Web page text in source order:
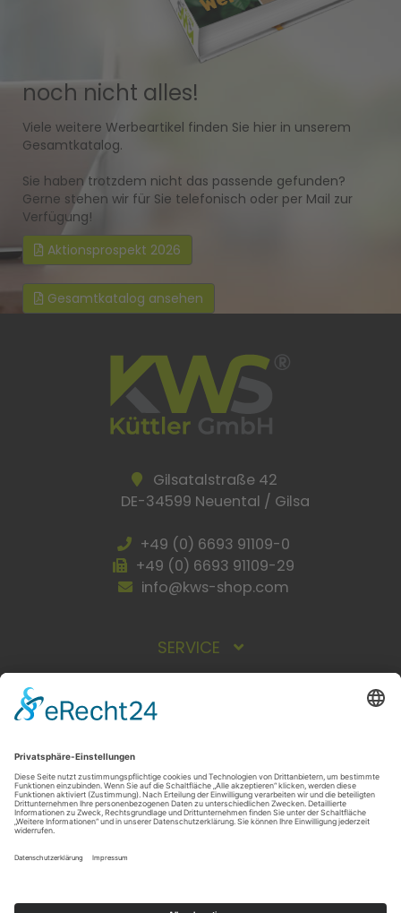
noch nicht alles!
Viele weitere Werbeartikel finden Sie hier in unserem
Gesamtkatalog.
Sie haben trotzdem nicht das passende gefunden?
Gerne stehen wir für Sie telefonisch oder per Mail zur
Verfügung!
Aktionsprospekt 2026
Gesamtkatalog ansehen
Gilsatalstraße 42
DE-34599 Neuental / Gilsa
+49 (0) 6693 91109-0
+49 (0) 6693 91109-29
info@kws-shop.com
SERVICE
INFORMATIONEN
ZAHLUNGSARTEN
Vorkasse Rechnung